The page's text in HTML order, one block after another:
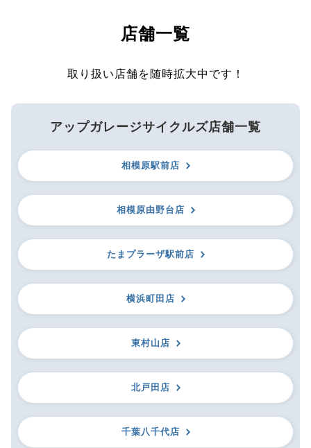
店舗一覧
取り扱い店舗を随時拡大中です！
アップガレージサイクルズ店舗一覧
相模原駅前店
相模原由野台店
たまプラーザ駅前店
横浜町田店
東村山店
北戸田店
千葉八千代店